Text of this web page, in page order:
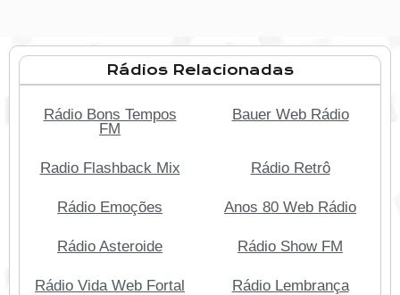
Rádios Relacionadas
Rádio Bons Tempos
FM
Bauer Web Rádio
Radio Flashback Mix Rádio Retrô
Rádio Emoções Anos 80 Web Rádio
Rádio Asteroide Rádio Show FM
Rádio Vida Web Fortal Rádio Lembrança